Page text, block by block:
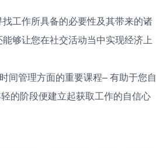
工作所具备的必要性及其带来的诸
够让您在社交活动当中实现经济上
间管理方面的重要课程– 有助于您自
的阶段便建立起获取工作的自信心